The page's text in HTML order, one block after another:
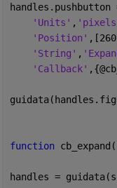
'Units' ,
'Position'
'String' ,
'Callback'
function
handles =